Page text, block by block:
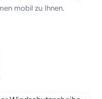
mobil zu Ihnen.